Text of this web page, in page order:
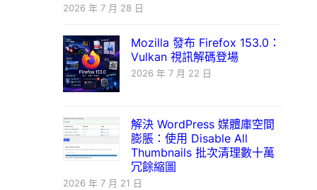
2026 年 7 月 28 日
Mozilla 發布 Firefox 153.0：
Vulkan 視訊解碼登場
2026 年 7 月 22 日
解決 WordPress 媒體庫空間
膨脹：使用 Disable All
Thumbnails 批次清理數十萬
冗餘縮圖
2026 年 7 月 21 日